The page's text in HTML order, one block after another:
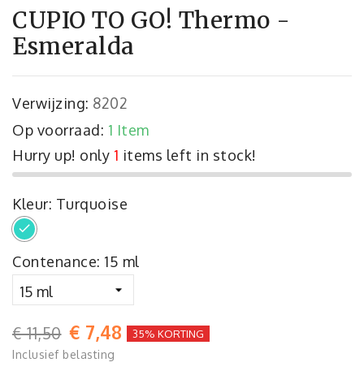
CUPIO TO GO! Thermo -
Esmeralda
Verwijzing: 8202
Op voorraad: 1 Item
Hurry up! only 1 items left in stock!
Kleur: Turquoise
Turquoise
Contenance: 15 ml
€ 11,50 € 7,48 35% KORTING
Inclusief belasting